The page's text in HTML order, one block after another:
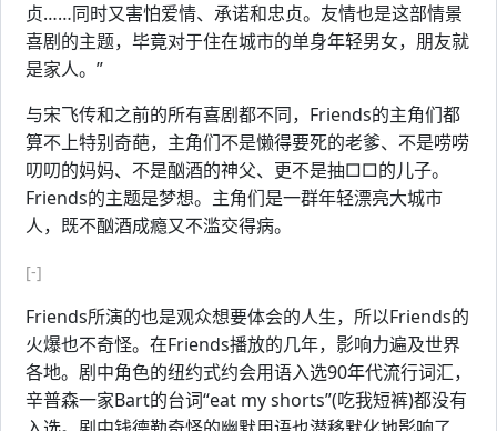
贞……同时又害怕爱情、承诺和忠贞。友情也是这部情景
喜剧的主题，毕竟对于住在城市的单身年轻男女，朋友就
是家人。”
与宋飞传和之前的所有喜剧都不同，Friends的主角们都
算不上特别奇葩，主角们不是懒得要死的老爹、不是唠唠
叨叨的妈妈、不是酗酒的神父、更不是抽□□的儿子。
Friends的主题是梦想。主角们是一群年轻漂亮大城市
人，既不酗酒成瘾又不滥交得病。
[-]
Friends所演的也是观众想要体会的人生，所以Friends的
火爆也不奇怪。在Friends播放的几年，影响力遍及世界
各地。剧中角色的纽约式约会用语入选90年代流行词汇，
辛普森一家Bart的台词“eat my shorts”(吃我短裤)都没有